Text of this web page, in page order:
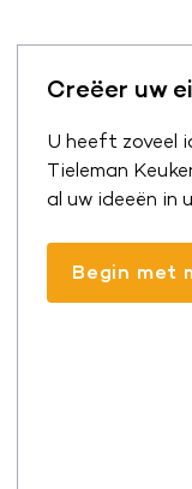
Creëer uw
U heeft zoveel
Tieleman
al uw ideeën in
Begin met